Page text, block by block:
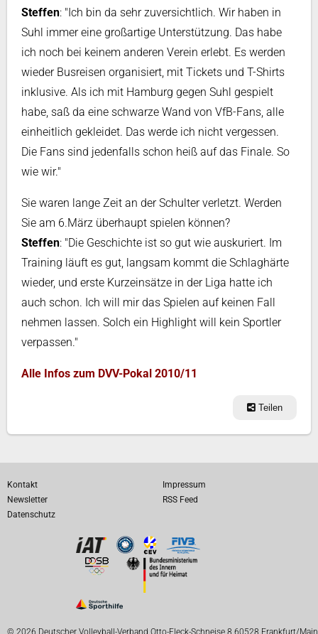
Steffen: "Ich bin da sehr zuversichtlich. Wir haben in
Suhl immer eine großartige Unterstützung. Das habe
ich noch bei keinem anderen Verein erlebt. Es werden
wieder Busreisen organisiert, mit Tickets und T-Shirts
inklusive. Als ich mit Hamburg gegen Suhl gespielt
habe, saß da eine schwarze Wand von VfB-Fans, alle
einheitlich gekleidet. Das werde ich nicht vergessen.
Die Fans sind jedenfalls schon heiß auf das Finale. So
wie wir."
Sie waren lange Zeit an der Schulter verletzt. Werden
Sie am 6.März überhaupt spielen können?
Steffen: "Die Geschichte ist so gut wie auskuriert. Im
Training läuft es gut, langsam kommt die Schlaghärte
wieder, und erste Kurzeinsätze in der Liga hatte ich
auch schon. Ich will mir das Spielen auf keinen Fall
nehmen lassen. Solch ein Highlight will kein Sportler
verpassen."
Alle Infos zum DVV-Pokal 2010/11
Teilen
Kontakt
Impressum
Newsletter
RSS Feed
Datenschutz
© 2026 Deutscher Volleyball-Verband Otto-Fleck-Schneise 8 60528 Frankfurt/Main